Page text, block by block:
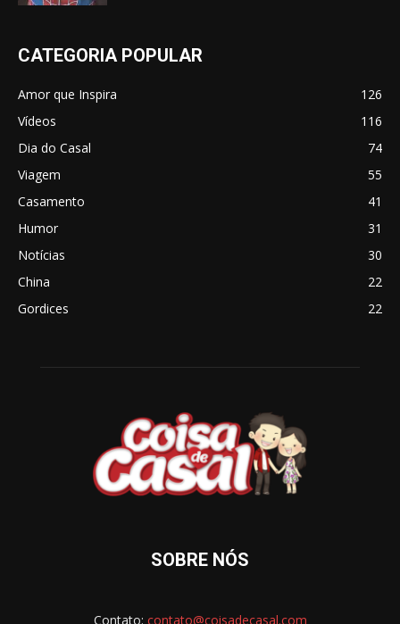
CATEGORIA POPULAR
Amor que Inspira
126
Vídeos
116
Dia do Casal
74
Viagem
55
Casamento
41
Humor
31
Notícias
30
China
22
Gordices
22
SOBRE NÓS
Contato: contato@coisadecasal.com